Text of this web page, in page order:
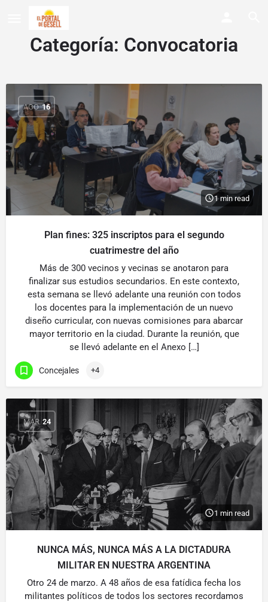
Categoría: Convocatoria
AGO 16
1 min read
Plan fines: 325 inscriptos para el segundo
cuatrimestre del año
Más de 300 vecinos y vecinas se anotaron para
finalizar sus estudios secundarios. En este contexto,
esta semana se llevó adelante una reunión con todos
los docentes para la implementación de un nuevo
diseño curricular, con nuevas comisiones para abarcar
mayor territorio en la ciudad. Durante la reunión, que
se llevó adelante en el Anexo […]
Concejales +4
MAR 24
1 min read
NUNCA MÁS, NUNCA MÁS A LA DICTADURA
MILITAR EN NUESTRA ARGENTINA
Otro 24 de marzo. A 48 años de esa fatídica fecha los
militantes políticos de todos los sectores recordamos